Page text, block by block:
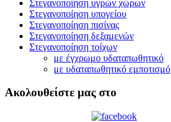
Στεγανοποίηση υγρών χώρων
Στεγανοποίηση υπογείου
Στεγανοποίηση πισίνας
Στεγανοποίηση δεξαμενών
Στεγανοποίηση τοίχων
με έγχρωμο υδαταπωθητικό
με υδαταπωθητικό εμποτισμό
Ακολουθείστε μας στο